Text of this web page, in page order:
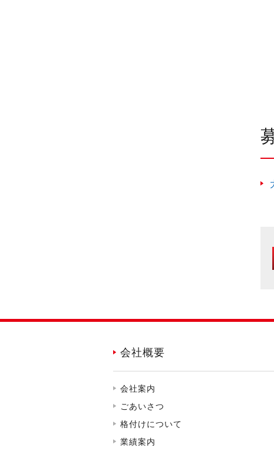
会社概要
会社案内
ごあいさつ
格付けについて
業績案内